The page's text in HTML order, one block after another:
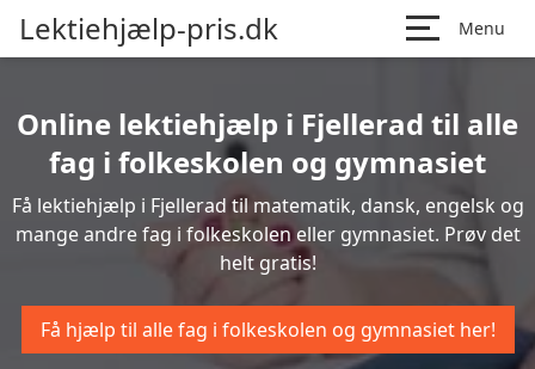
Lektiehjælp-pris.dk Menu
Online lektiehjælp i Fjellerad til alle
fag i folkeskolen og gymnasiet
Få lektiehjælp i Fjellerad til matematik, dansk, engelsk og
mange andre fag i folkeskolen eller gymnasiet. Prøv det
helt gratis!
Få hjælp til alle fag i folkeskolen og gymnasiet her!